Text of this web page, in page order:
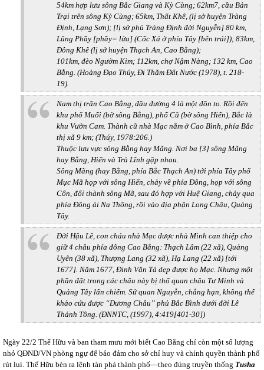
54km hợp lưu sông Bắc Giang và Kỳ Cùng; 62km7, cầu Bản
Trại trên sông Kỳ Cùng; 65km, Thất Khê, (lị sở huyện Tràng
Định, Lạng Sơn); [lị sở phủ Tràng Định đời Nguyễn] 80 km,
Lũng Phầy [phầy= lửa] (Cốc Xá ở phía Tây [bên trái]); 83km,
Đông Khê (lị sở huyện Thạch An, Cao Bằng);
101km, đèo Ngườm Kim; 112km, chợ Nậm Nàng; 132 km, Cao
Bằng. (Hoàng Đạo Thúy, Đi Thăm Đất Nước (1978), t. 218-
19).
Nam thị trấn Cao Bằng, đầu đường 4 là một đồn to. Rồi đến
khu phố Muối (bờ sông Bằng), phố Cũ (bờ sông Hiến), Bắc là
khu Vườn Cam. Thành cũ nhà Mạc nằm ở Cao Bình, phía Bắc
thị xã 9 km; (Thúy, 1978:206.)
Thuộc lưu vực sông Bằng hay Mãng. Nơi ba [3] sông Mãng
hay Bằng, Hiến và Trà Lĩnh gặp nhau.
Sông Mãng (hay Bằng, phía Bắc Thạch An) tới phía Tây phố
Mục Mã họp với sông Hiến, chảy về phía Đông, họp với sông
Cổn, đổi thành sông Mã, sau đó hợp với Huệ Giang, chảy qua
phía Đông ải Na Thông, rồi vào địa phận Long Châu, Quảng
Tây.
Đời Hậu Lê, con cháu nhà Mạc được nhà Minh can thiệp cho
giữ 4 châu phía đông Cao Bằng: Thạch Lâm (22 xã), Quảng
Uyên (38 xã), Thượng Lang (32 xã), Hạ Lang (22 xã) [tới
1677]. Năm 1677, Đinh Văn Tả dẹp được họ Mạc. Nhưng một
phần đất trong các châu này bị thổ quan châu Tư Minh và
Quảng Tây lấn chiếm. Sử quan Nguyễn, chẳng hạn, không thể
khảo cứu được “Đương Châu” phủ Bắc Bình dưới đời Lê
Thánh Tông. (ĐNNTC, (1997), 4:419[401-30])
Ngày 22/2 Thế Hữu và ban tham mưu mới biết Cao Bằng chỉ còn một số lượng
nhỏ QĐND/VN phòng ngự để bảo đảm cho sở chỉ huy và chính quyền thành phố
rút lui. Thế Hữu bèn ra lệnh tàn phá thành phố—theo đúng truyền thống Tusha